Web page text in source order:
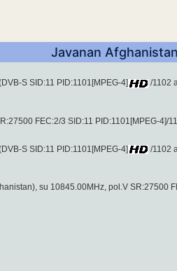
Javanan
S SID:11 PID:1101[MPEG-4] /1102
FEC:2/3 SID:11 PID:1101[MPEG-4]/
S SID:11 PID:1101[MPEG-4] /1102
su 10845.00MHz, pol.V SR:27500